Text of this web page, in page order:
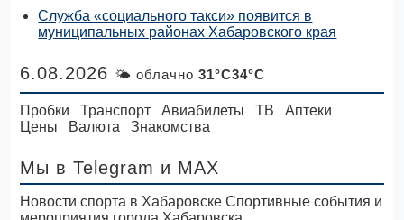
Служба «социального такси» появится в
муниципальных районах Хабаровского края
6.08.2026 🌤 облачно31°C34°C
Пробки Транспорт Авиабилеты ТВ
Аптеки
Цены
Валюта Знакомства
Мы в Telegram и MAX
Новости спорта в Хабаровске Спортивные события и